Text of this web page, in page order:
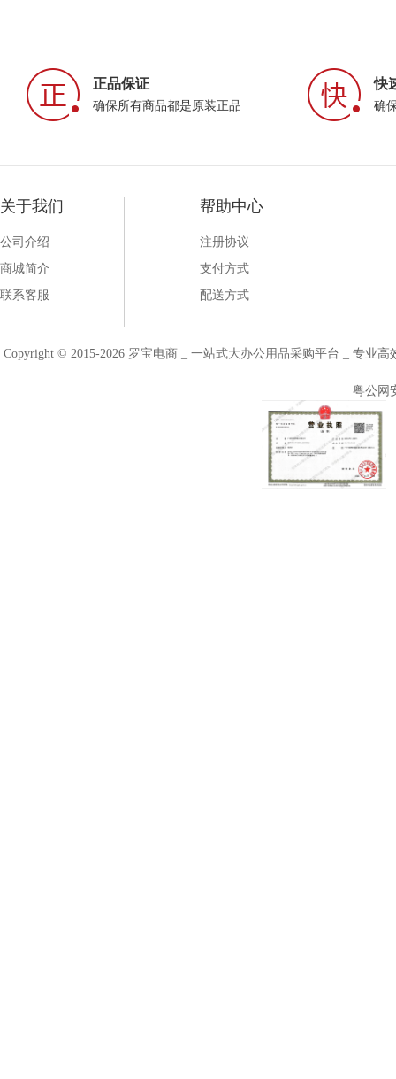
正品保证
确保所有商品都是原装正品
快
确
关于我们
公司介绍
商城简介
联系客服
帮助中心
注册协议
支付方式
配送方式
Copyright © 2015-2026 罗宝电商 _ 一站式大办公用品采购平台 _ 专业
粤公网